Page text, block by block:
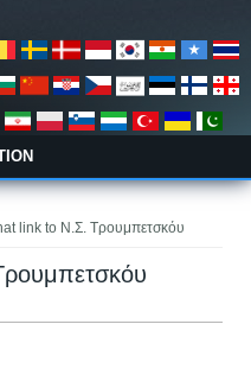
link to Ν.Σ. Τρουμπετσκόυ